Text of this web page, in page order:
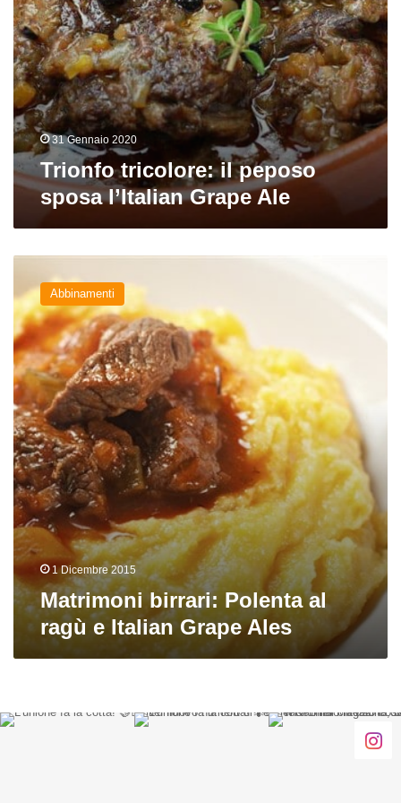
31 Gennaio 2020
Trionfo tricolore: il peposo
sposa l’Italian Grape Ale
birrari:
Polenta
al
ragù
e
Italian
Grape
Ales
Abbinamenti
1 Dicembre 2015
Matrimoni birrari: Polenta al
ragù e Italian Grape Ales